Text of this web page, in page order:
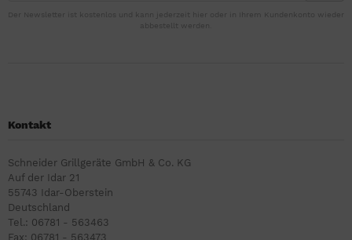
Der Newsletter ist kostenlos und kann jederzeit hier oder in Ihrem Kundenkonto wieder
abbestellt werden.
Kontakt
Schneider Grillgeräte GmbH & Co. KG
Auf der Idar 21
55743 Idar-Oberstein
Deutschland
Tel.: 06781 - 563463
Fax: 06781 - 563473